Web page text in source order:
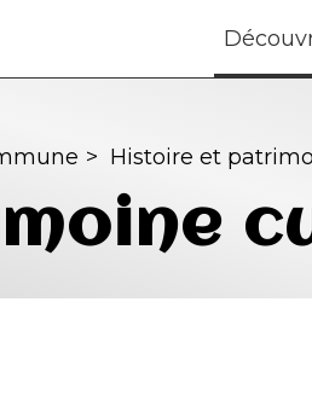
> Histoire et